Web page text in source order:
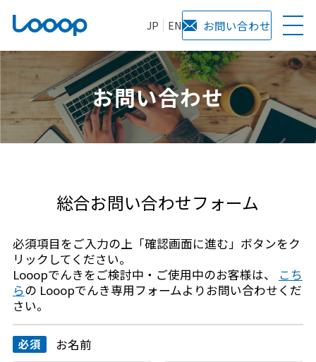
JP EN お問い合わせ
お問い合わせ
総合お問い合わせフォーム
必須項目をご入力の上「確認画面に進む」ボタンをク
リックしてください。
Looopでんきをご検討中・ご使用中のお客様は、
こち
らの Looopでんき専用フォームよりお問い合わせくだ
さい。
お名前